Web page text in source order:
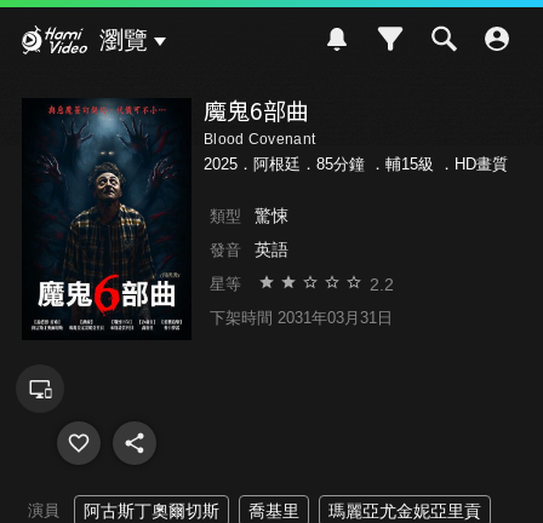
瀏覽
魔鬼6部曲
Blood Covenant
2025．阿根廷．85分鐘 ． 輔15級 ．HD畫質
類型 驚悚
發音 英語
星等 2.2
下架時間 2031年03月31日
演員 阿古斯丁奧爾切斯 喬基里
瑪麗亞尤金妮亞里貢